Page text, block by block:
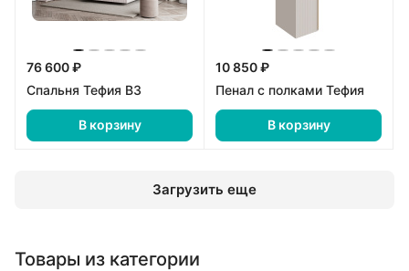
76 600 ₽
Спальня Тефия В3
В корзину
10 850 ₽
Пенал с полками Тефия
В корзину
Загрузить еще
Товары из категории